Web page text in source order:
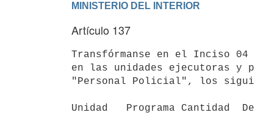
MINISTERIO DEL INTERIOR
Artículo 137
Transfórmanse en el Inciso
en las unidades ejecutoras y
"Personal Policial", los
Unidad   Programa Cantidad